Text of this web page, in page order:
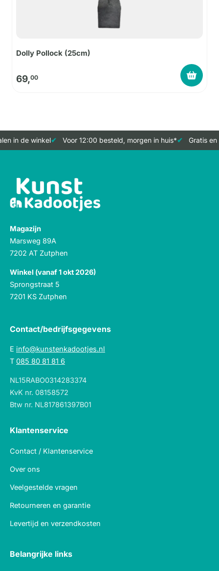
Dolly Pollock (25cm)
69,00
in de winkel Voor 12:00 besteld, morgen in huis* Gratis
Magazijn
Marsweg 89A
7202 AT Zutphen
Winkel (vanaf 1 okt 2026)
Sprongstraat 5
7201 KS Zutphen
Contact/bedrijfsgegevens
E info@kunstenkadootjes.nl
T 085 80 81 81 6
NL15RABO0314283374
KvK nr. 08158572
Btw nr. NL817861397B01
Klantenservice
Contact / Klantenservice
Over ons
Veelgestelde vragen
Retourneren en garantie
Levertijd en verzendkosten
Belangrijke links